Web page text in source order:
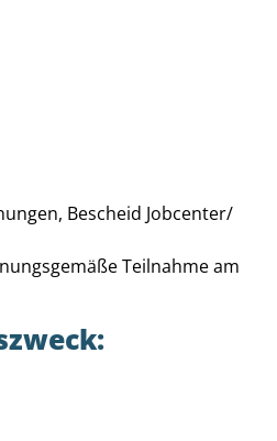
Bescheid Jobcenter/
Teilnahme am